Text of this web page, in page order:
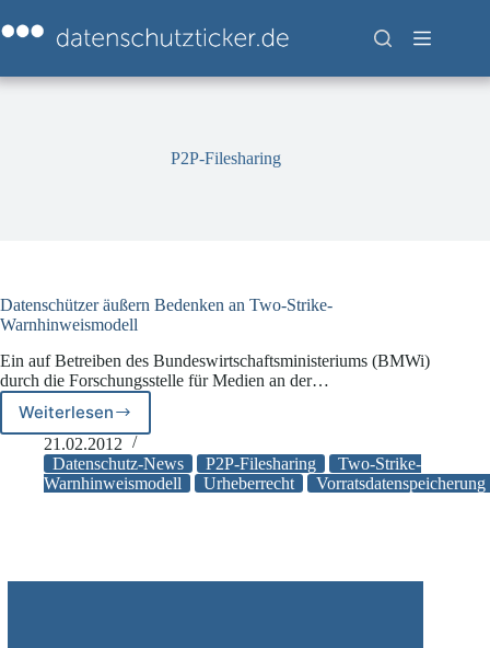
Inhalt
springen
P2P-Filesharing
Datenschützer äußern Bedenken an Two-Strike-
Warnhinweismodell
Ein auf Betreiben des Bundeswirtschaftsministeriums (BMWi)
durch die Forschungsstelle für Medien an der…
WeiterlesenDatenschützer
äußern
Bedenken
an
21.02.2012
Datenschutz-News
P2P-Filesharing
Two-Strike-
Warnhinweismodell
Urheberrecht Vorratsdatenspeicherung